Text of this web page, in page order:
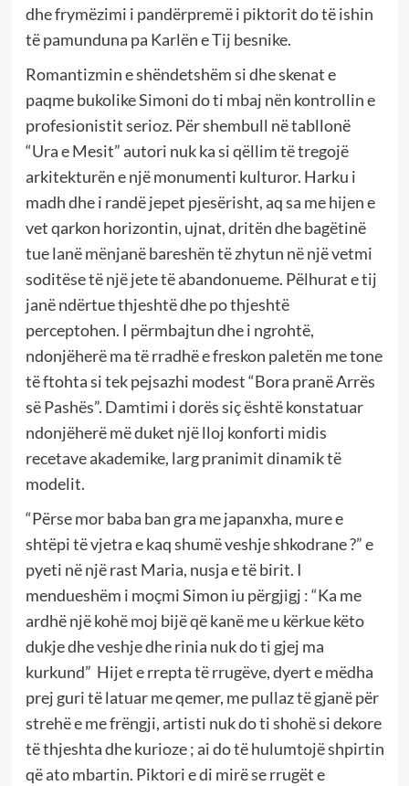
dhe frymëzimi i pandërpremë i piktorit do të ishin
të pamunduna pa Karlën e Tij besnike.
Romantizmin e shëndetshëm si dhe skenat e
paqme bukolike Simoni do ti mbaj nën kontrollin e
profesionistit serioz. Për shembull në tabllonë
“Ura e Mesit” autori nuk ka si qëllim të tregojë
arkitekturën e një monumenti kulturor. Harku i
madh dhe i randë jepet pjesërisht, aq sa me hijen e
vet qarkon horizontin, ujnat, dritën dhe bagëtinë
tue lanë mënjanë bareshën të zhytun në një vetmi
soditëse të një jete të abandonueme. Pëlhurat e tij
janë ndërtue thjeshtë dhe po thjeshtë
perceptohen. I përmbajtun dhe i ngrohtë,
ndonjëherë ma të rradhë e freskon paletën me tone
të ftohta si tek pejsazhi modest “Bora pranë Arrës
së Pashës”. Damtimi i dorës siç është konstatuar
ndonjëherë më duket një lloj konforti midis
recetave akademike, larg pranimit dinamik të
modelit.
“Përse mor baba ban gra me japanxha, mure e
shtëpi të vjetra e kaq shumë veshje shkodrane ?” e
pyeti në një rast Maria, nusja e të birit. I
mendueshëm i moçmi Simon iu përgjigj : “Ka me
ardhë një kohë moj bijë që kanë me u kërkue këto
dukje dhe veshje dhe rinia nuk do ti gjej ma
kurkund” Hijet e rrepta të rrugëve, dyert e mëdha
prej guri të latuar me qemer, me pullaz të gjanë për
strehë e me frëngji, artisti nuk do ti shohë si dekore
të thjeshta dhe kurioze ; ai do të hulumtojë shpirtin
që ato mbartin. Piktori e di mirë se rrugët e